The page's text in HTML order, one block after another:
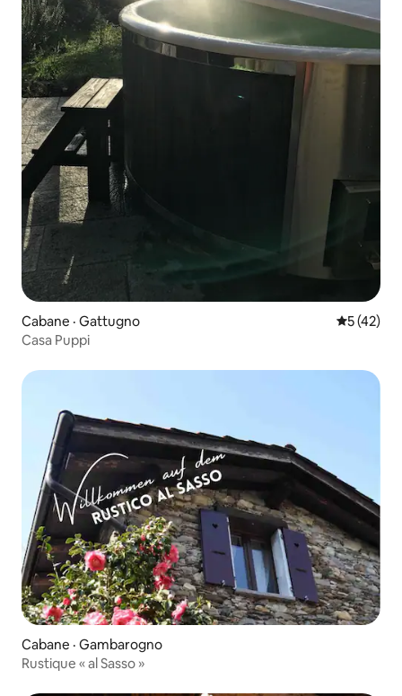
Cabane · Gattugno Note
5 (42)
Casa Puppi
Cabane · Gambarogno
Rustique « al Sasso »